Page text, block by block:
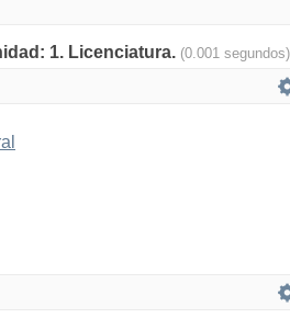
1. Licenciatura. (0.001 segundos)